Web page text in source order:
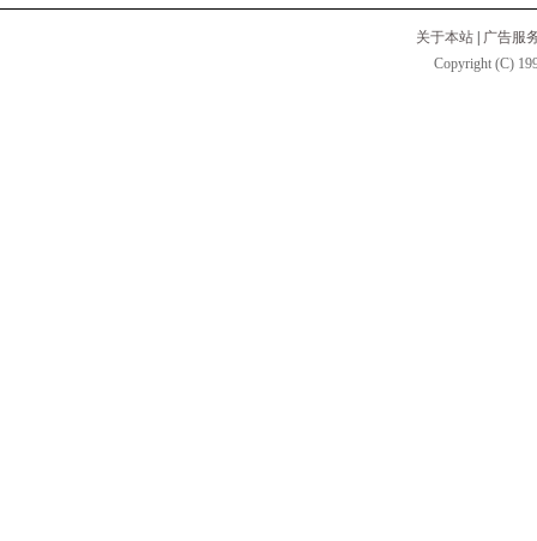
关于本站
广告服
Copyright (C)